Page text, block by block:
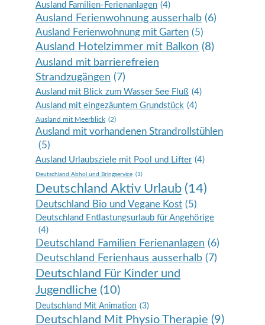
Ausland Familien-Ferienanlagen (4)
Ausland Ferienwohnung ausserhalb (6)
Ausland Ferienwohnung mit Garten (5)
Ausland Hotelzimmer mit Balkon (8)
Ausland mit barrierefreien
Strandzugängen (7)
Ausland mit Blick zum Wasser See Fluß (4)
Ausland mit eingezäuntem Grundstück (4)
Ausland mit Meerblick (2)
Ausland mit vorhandenen Strandrollstühlen
(5)
Ausland Urlaubsziele mit Pool und Lifter (4)
Deutschland Abhol und Bringservice (1)
Deutschland Aktiv Urlaub (14)
Deutschland Bio und Vegane Kost (5)
Deutschland Entlastungsurlaub für Angehörige
(4)
Deutschland Familien Ferienanlagen (6)
Deutschland Ferienhaus ausserhalb (7)
Deutschland Für Kinder und
Jugendliche (10)
Deutschland Mit Animation (3)
Deutschland Mit Physio Therapie (9)